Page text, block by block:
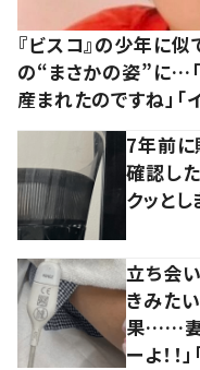
『ビスコ』の少年に
の“まさかの姿”に…「
産まれたのですね」「
7年前
確認し
クッと
立ち会
きみた
果……妻
ーよ！！